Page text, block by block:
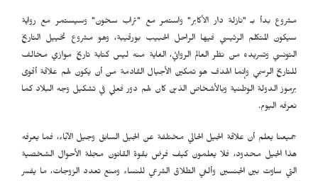
مشروع بدأ بـ "نازلة دار الأكابر" واستمر مع "تراب سخون" وسيستمر مع رواية
سيكون المتكلم الرئيسي فيها الراحل الحبيب بورقيبة، وهو مشروع تخييل التاريخ
التونسي وتسريده من نظر العالم الروائي، الغاية منه ليس كتابة تاريخ موازي مخالف
للتاريخ الرسمي وإنما الهدف هو تمكين الأجيال القادمة من أن يكون لهم علاقة أقوى
برموز الدولة الوطنية وبالأشخاص الذين كان لهم دور فعلي في تشكيل وجه البلاد كما
نعرفه اليوم.
جميعنا يعلم أن علاقة الجيل الحالي مختلفة عن الجيل السابق وجيل الآباء، فما يعرفه
هذا الجيل محدود، فلا يعلمون كيف فرض بقوة القانون مجلة الأحوال الشخصية
التي ساوت بين الجنسين وألغي الطلاق الشرعي للنساء ومنع تعدد الزوجات، ما يفسر